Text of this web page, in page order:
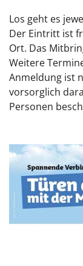
Los geht es
Der Eintritt ist
Ort. Das
Weitere
Anmeldung ist
vorsorglich
Personen